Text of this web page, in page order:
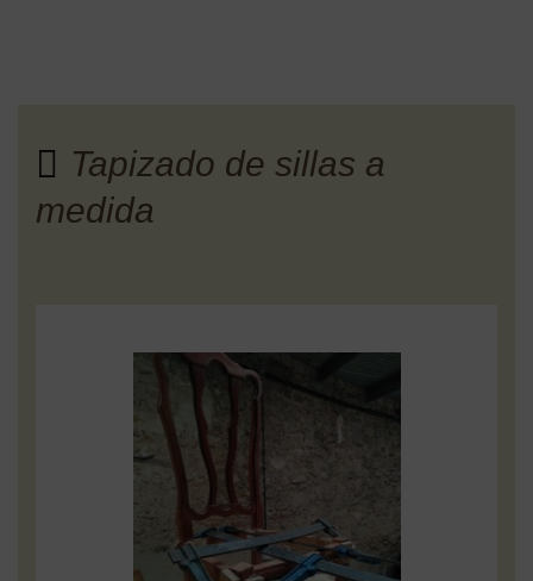
Tapizado de sillas a
medida